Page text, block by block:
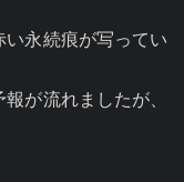
永続痕が写ってい
が流れましたが、